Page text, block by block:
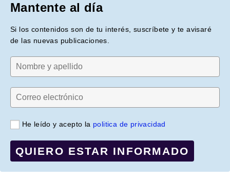
Mantente al día
Si los contenidos son de tu interés, suscríbete y te avisaré
de las nuevas publicaciones.
He leído y acepto la politica de privacidad
QUIERO ESTAR INFORMADO